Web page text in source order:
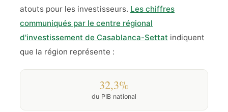
atouts pour les investisseurs. Les chiffres
communiqués par le centre régional
d'investissement de Casablanca-Settat indiquent
que la région représente :
32,3%
du PIB national